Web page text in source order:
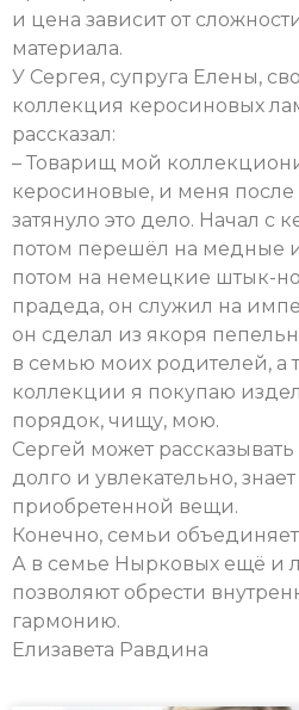
и цена зависит от
материала.
У Сергея, супруга Елены,
коллекция керосиновых
рассказал:
– Товарищ мой
керосиновые, и меня после
затянуло это дело. Начал с
потом перешёл на медные
потом на немецкие штык-
прадеда, он служил на
он сделал из якоря
в семью моих родителей, а
коллекции я покупаю
порядок, чищу, мою.
Сергей может
долго и увлекательно,
приобретенной вещи.
Конечно, семьи
А в семье Нырковых ещё и
позволяют обрести
гармонию.
Елизавета Равдина